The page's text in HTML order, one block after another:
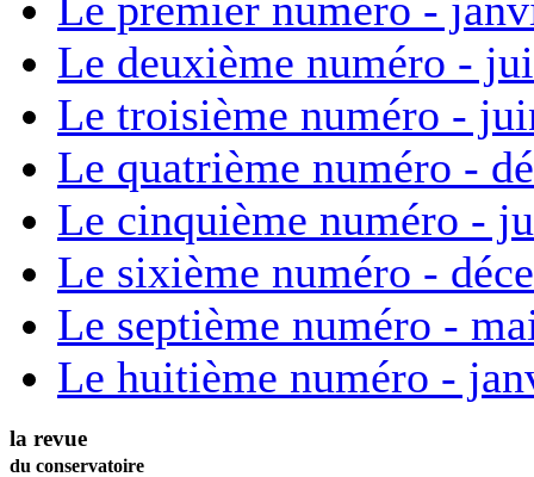
Le deuxième numéro -
Le troisième numéro -
Le quatrième numéro -
Le cinquième numéro -
Le sixième numéro -
Le septième numéro -
Le huitième numéro -
la revue
du conservatoire